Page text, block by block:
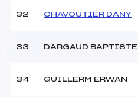
32 CHAVOUTIER DANY
33 DARGAUD BAPTISTE
34 GUILLERM ERWAN